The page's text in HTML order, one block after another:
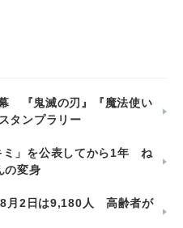
『鬼滅の刃』『魔法使い
タンプラリー
ミ」を公表してから1年 ね
の変身
8月2日は9,180人 高齢者が